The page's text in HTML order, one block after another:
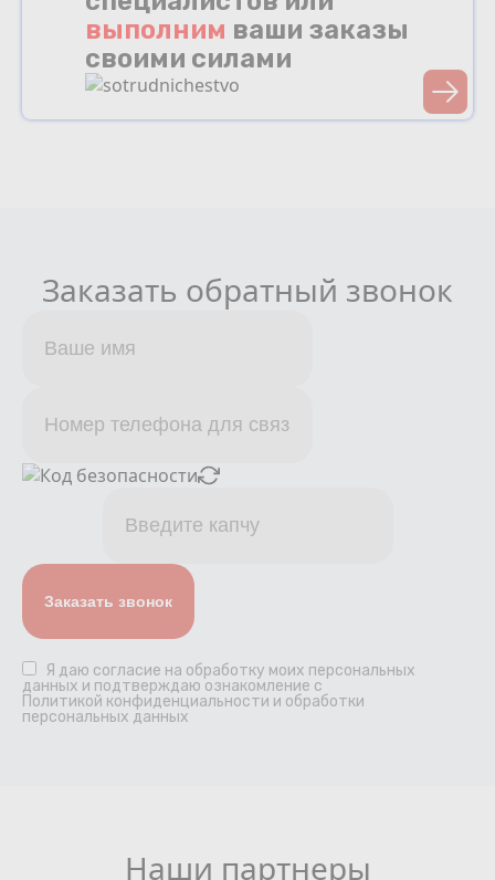
выполним ваши заказы
своими силами
Заказать обратный звонок
Я даю согласие на обработку моих персональных
данных и подтверждаю ознакомление с
Политикой конфиденциальности и обработки
персональных данных
Наши партнеры